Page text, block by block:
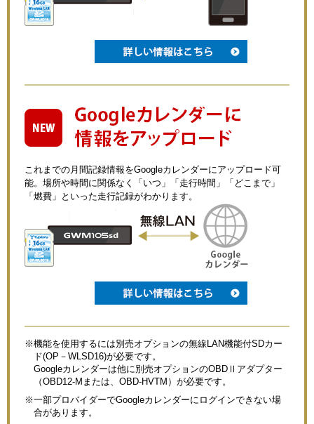
これまでの月間記録情報をGoogleカレンダーにアップロード可
能。場所や時間に関係なく「いつ」「走行時間」「どこまで」
「燃費」といった走行記録がわかります。
※機能を使用するには別売オプションの無線LAN機能付SDカー
ド(OP－WLSD16)が必要です。
Googleカレンダーは他に別売オプションのOBDⅡアダプター
（OBD12-Mまたは、OBD-HVTM）が必要です。
※一部プロバイダーでGoogleカレンダーにログインできない場
合があります。